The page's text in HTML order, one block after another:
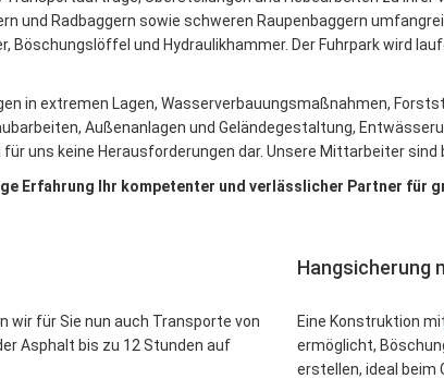
und Radbaggern sowie schweren Raupenbaggern
Böschungslöffel und Hydraulikhammer. Der Fuhrpark wird
in extremen Lagen, Wasserverbauungsmaßnahmen,
Außenanlagen und Geländegestaltung,
uns keine Herausforderungen dar. Unsere Mittarbeiter
Erfahrung Ihr kompetenter und verlässlicher Partner für
wir für Sie nun auch Transporte von
Asphalt bis zu 12 Stunden auf
Hangsicherung
Eine Konstruktion
ermöglicht,
erstellen, ideal beim